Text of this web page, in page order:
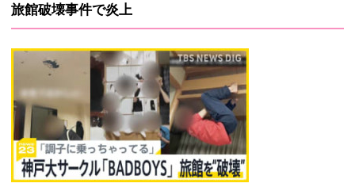
旅館破壊事件で炎上